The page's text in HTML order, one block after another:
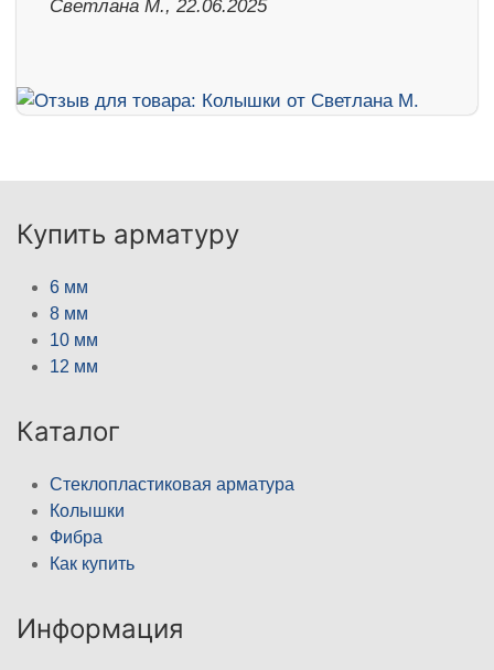
Светлана М., 22.06.2025
Купить арматуру
6 мм
8 мм
10 мм
12 мм
Каталог
Стеклопластиковая арматура
Колышки
Фибра
Как купить
Информация